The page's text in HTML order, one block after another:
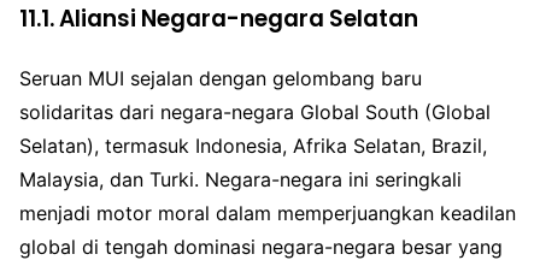
11.1. Aliansi Negara-negara Selatan
Seruan MUI sejalan dengan gelombang baru
solidaritas dari negara-negara Global South (Global
Selatan), termasuk Indonesia, Afrika Selatan, Brazil,
Malaysia, dan Turki. Negara-negara ini seringkali
menjadi motor moral dalam memperjuangkan keadilan
global di tengah dominasi negara-negara besar yang